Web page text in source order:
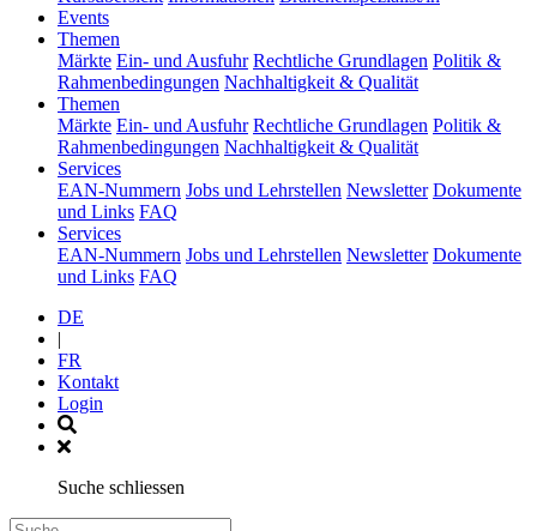
Events(current)
Themen
Märkte Ein- und Ausfuhr Rechtliche Grundlagen Politik &
Rahmenbedingungen Nachhaltigkeit & Qualität
Themen
Märkte Ein- und Ausfuhr Rechtliche Grundlagen Politik &
Rahmenbedingungen Nachhaltigkeit & Qualität
Services(current)
EAN-Nummern Jobs und Lehrstellen Newsletter Dokumente
und Links FAQ
Services(current)
EAN-Nummern Jobs und Lehrstellen Newsletter Dokumente
und Links FAQ
DE
|
FR
Kontakt
Login
Suche schliessen